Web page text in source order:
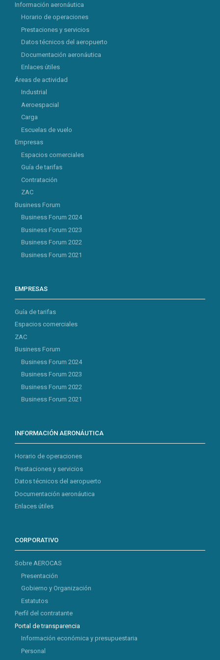
Información aeronáutica
Horario de operaciones
Prestaciones y servicios
Datos técnicos del aeropuerto
Documentación aeronáutica
Enlaces útiles
Áreas de actividad
Industrial
Aeroespacial
Carga
Escuelas de vuelo
Empresas
Espacios comerciales
Guía de tarifas
Contratación
ZAC
Business Forum
Business Forum 2024
Business Forum 2023
Business Forum 2022
Business Forum 2021
EMPRESAS
Guía de tarifas
Espacios comerciales
ZAC
Business Forum
Business Forum 2024
Business Forum 2023
Business Forum 2022
Business Forum 2021
INFORMACIÓN AERONÁUTICA
Horario de operaciones
Prestaciones y servicios
Datos técnicos del aeropuerto
Documentación aeronáutica
Enlaces útiles
CORPORATIVO
Sobre AEROCAS
Presentación
Gobierno y Organización
Estatutos
Perfil del contratante
Portal de transparencia
Información económica y presupuestaria
Personal